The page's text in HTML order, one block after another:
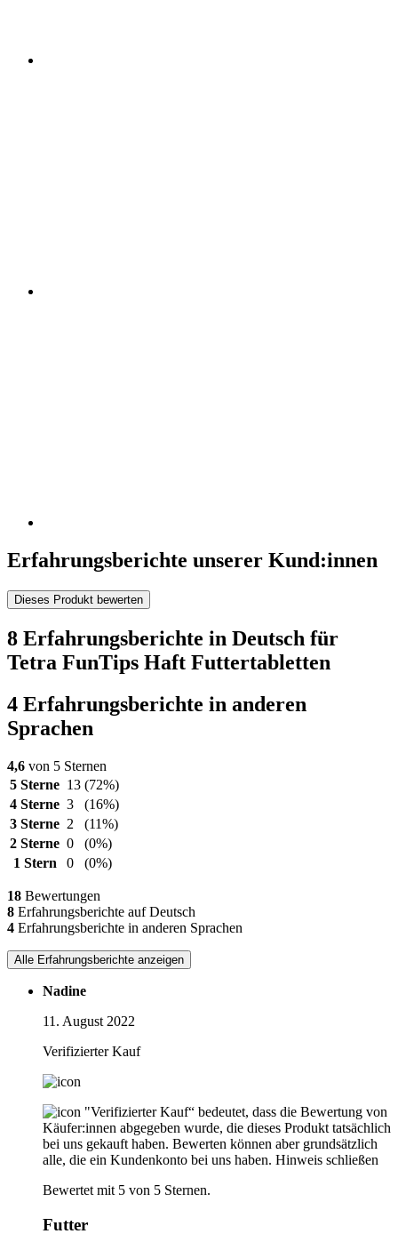
Erfahrungsberichte unserer Kund:innen
Dieses Produkt bewerten
8 Erfahrungsberichte in Deutsch für
Tetra FunTips Haft Futtertabletten
4 Erfahrungsberichte in anderen
Sprachen
4,6 von 5 Sternen
5 Sterne 13 (72%)
4 Sterne 3
(16%)
3 Sterne 2
(11%)
2 Sterne 0
(0%)
1 Stern
0 (0%)
18 Bewertungen
8 Erfahrungsberichte auf Deutsch
4 Erfahrungsberichte in anderen Sprachen
Alle Erfahrungsberichte anzeigen
Nadine
11. August 2022
Verifizierter Kauf
"Verifizierter Kauf“ bedeutet, dass die Bewertung von
Käufer:innen abgegeben wurde, die dieses Produkt tatsächlich
bei uns gekauft haben. Bewerten können aber grundsätzlich
alle, die ein Kundenkonto bei uns haben. Hinweis schließen
Bewertet mit 5 von 5 Sternen.
Futter